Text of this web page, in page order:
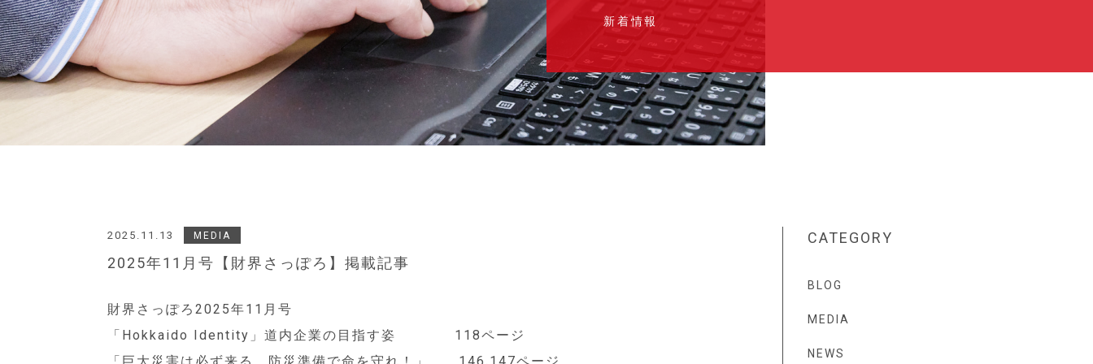
新着情報
2025.11.13 MEDIA
2025年11月号【財界さっぽろ】掲載記事
財界さっぽろ2025年11月号
「Hokkaido Identity」道内企業の目指す姿 118ページ
CATEGORY
BLOG
MEDIA
NEWS